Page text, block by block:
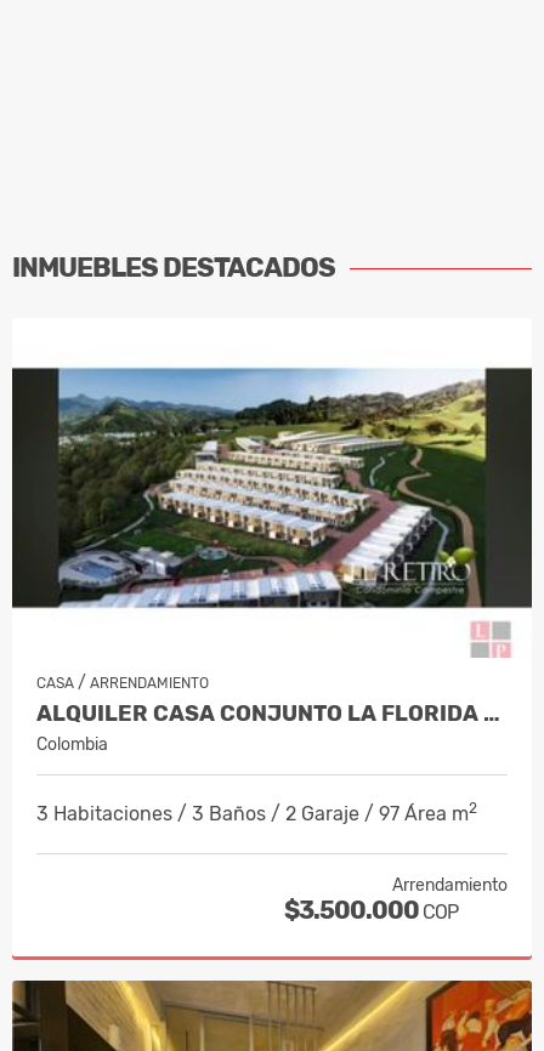
INMUEBLESDESTACADOS
CASA / ARRENDAMIENTO
ALQUILER CASA CONJUNTO LA FLORIDA VILL…
Colombia
3 Habitaciones / 3 Baños / 2 Garaje / 97 Área m2
Arrendamiento
$3.500.000 COP